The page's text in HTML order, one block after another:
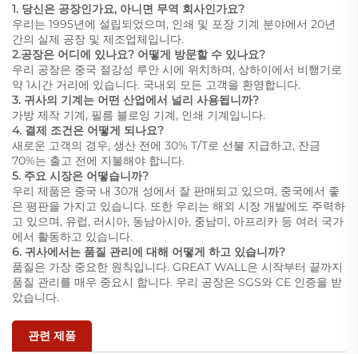
1. 당신은 공장인가요, 아니면 무역 회사인가요?
우리는 1995년에 설립되었으며, 인쇄 및 포장 기계 분야에서 20년
간의 실제 공장 및 제조업체입니다.
2.공장은 어디에 있나요? 어떻게 방문할 수 있나요?
우리 공장은 중국 절강성 루안 시에 위치하며, 상하이에서 비행기로
약 1시간 거리에 있습니다. 국내외 모든 고객을 환영합니다.
3. 귀사의 기계는 어떤 산업에서 널리 사용됩니까?
가방 제작 기계, 필름 블로잉 기계, 인쇄 기계입니다.
4. 결제 조건은 어떻게 되나요?
새로운 고객의 경우, 생산 전에 30% T/T로 선불 지급하고, 잔금
70%는 출고 전에 지불해야 합니다.
5. 주요 시장은 어떻습니까?
우리 제품은 중국 내 30개 성에서 잘 판매되고 있으며, 중국에서 좋
은 평판을 가지고 있습니다. 또한 우리는 해외 시장 개발에도 주력하
고 있으며, 유럽, 러시아, 동남아시아, 중남미, 아프리카 등 여러 국가
에서 활동하고 있습니다.
6. 귀사에서는 품질 관리에 대해 어떻게 하고 있습니까?
품질은 가장 중요한 원칙입니다. GREAT WALL은 시작부터 끝까지
품질 관리를 매우 중요시 합니다. 우리 공장은 SGS와 CE 인증을 받
았습니다.
관련 제품